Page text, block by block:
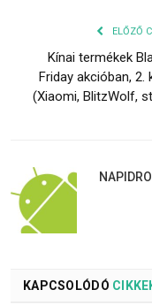
ELŐZŐ
Kínai termékek
Friday akcióban, 2.
(Xiaomi, BlitzWolf,
KAPCSOLÓDÓ